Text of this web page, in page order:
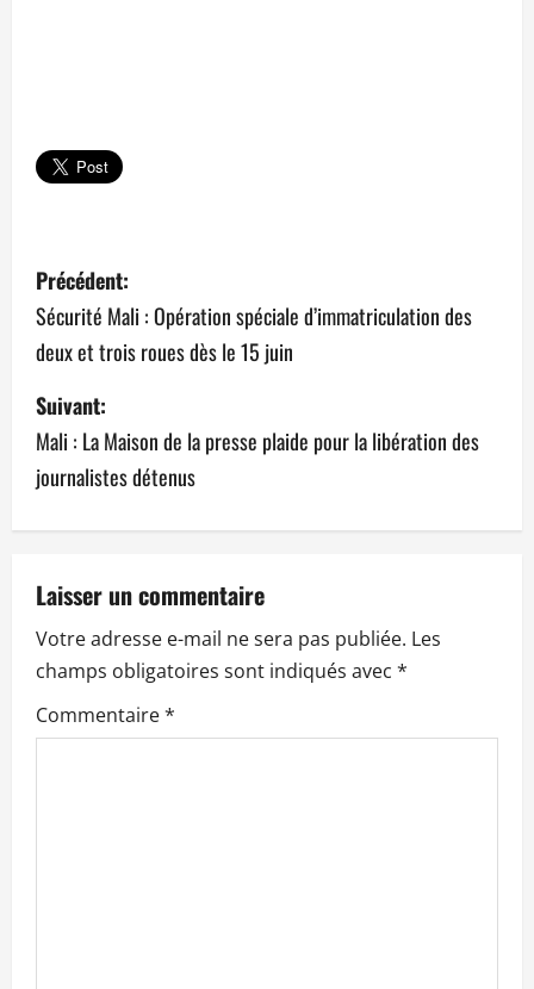
N
a
v
i
g
a
i
o
n
Précédent:
Sécurité Mali : Opération spéciale d’immatriculation des
deux et trois roues dès le 15 juin
Suivant:
Mali : La Maison de la presse plaide pour la libération des
journalistes détenus
Laisser un commentaire
Votre adresse e-mail ne sera pas publiée. Les
champs obligatoires sont indiqués avec *
Commentaire*